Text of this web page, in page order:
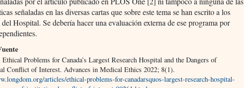
señaladas en las diversas cartas que sobre este tema se han escrito a los
Hospital. Se debería hacer una evaluación externa de ese programa por
Problems for Canada’s Largest Research Hospital and the Dangers of
Conflict of Interest. Advances in Medical Ethics 2022; 8(1).
articles/ethical-problems-for-canadarsquos-largest-research-hospital-